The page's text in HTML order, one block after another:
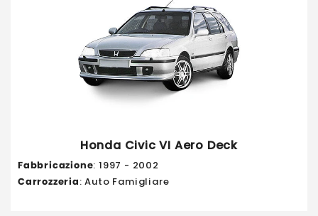
Honda Civic VI Aero Deck
Fabbricazione: 1997 - 2002
Carrozzeria: Auto Famigliare